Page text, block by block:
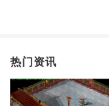
热门资讯